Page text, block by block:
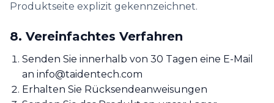
Produktseite explizit gekennzeichnet.
8. Vereinfachtes Verfahren
Senden Sie innerhalb von 30 Tagen eine E-Mail
an info@taidentech.com
Erhalten Sie Rücksendeanweisungen